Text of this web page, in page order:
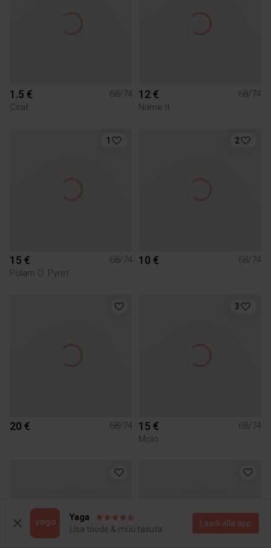
1.5 €
68/74
Ciraf
12 €
68/74
Name It
1
15 €
68/74
Polarn O. Pyret
2
10 € 68/74
20 € 68/74
3
15 €
68/74
Molo
Yaga
Lisa toode & müü tasuta
Laadi alla äpp